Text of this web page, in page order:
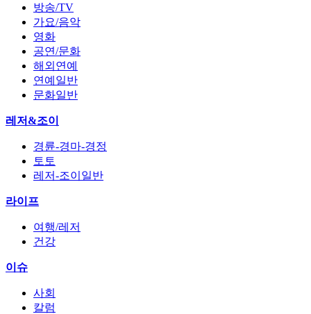
방송/TV
가요/음악
영화
공연/문화
해외연예
연예일반
문화일반
레저&조이
경륜-경마-경정
토토
레저-조이일반
라이프
여행/레저
건강
이슈
사회
칼럼